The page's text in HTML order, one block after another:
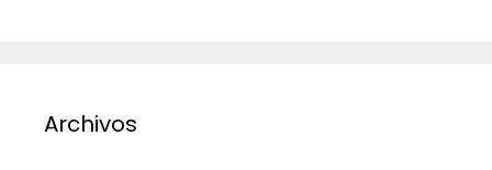
Archivos